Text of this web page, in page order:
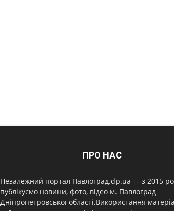
ПРО НАС
Незалежний портал Павлоград.dp.ua — з 2015
публікуємо новини, фото, відео м. Павлоград
Дніпропетровської області.Використання